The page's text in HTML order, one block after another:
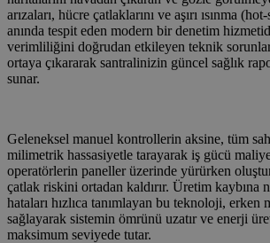
arızaları, hücre çatlaklarını ve aşırı ısınma
anında tespit eden modern bir denetim
verimliliğini doğrudan etkileyen teknik
ortaya çıkararak santralinizin güncel sağlık
sunar.
Geleneksel manuel kontrollerin aksine, tüm
milimetrik hassasiyetle tarayarak iş gücü
operatörlerin paneller üzerinde yürürken
çatlak riskini ortadan kaldırır. Üretim kaybına
hataları hızlıca tanımlayan bu teknoloji, erken
sağlayarak sistemin ömrünü uzatır ve enerji
maksimum seviyede tutar.